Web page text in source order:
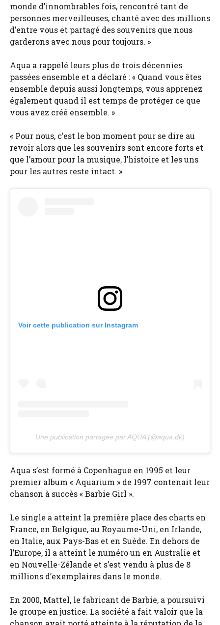
monde d’innombrables fois, rencontré tant de
personnes merveilleuses, chanté avec des millions
d’entre vous et partagé des souvenirs que nous
garderons avec nous pour toujours. »
Aqua a rappelé leurs plus de trois décennies
passées ensemble et a déclaré : « Quand vous êtes
ensemble depuis aussi longtemps, vous apprenez
également quand il est temps de protéger ce que
vous avez créé ensemble. »
« Pour nous, c’est le bon moment pour se dire au
revoir alors que les souvenirs sont encore forts et
que l’amour pour la musique, l’histoire et les uns
pour les autres reste intact. »
Voir cette publication sur Instagram
Une publication partagée par AQUA (@aqua.dk)
Aqua s’est formé à Copenhague en 1995 et leur
premier album « Aquarium » de 1997 contenait leur
chanson à succès « Barbie Girl ».
Le single a atteint la première place des charts en
France, en Belgique, au Royaume-Uni, en Irlande,
en Italie, aux Pays-Bas et en Suède. En dehors de
l’Europe, il a atteint le numéro un en Australie et
en Nouvelle-Zélande et s’est vendu à plus de 8
millions d’exemplaires dans le monde.
En 2000, Mattel, le fabricant de Barbie, a poursuivi
le groupe en justice. La société a fait valoir que la